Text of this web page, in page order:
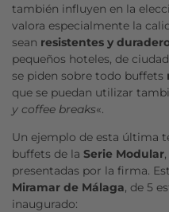
también influyen en la
valora especialmente la
sean resistentes y
pequeños hoteles, de
se piden sobre todo buffets
que se puedan utilizar
y coffee breaks«.
Un ejemplo de esta última
buffets de la Serie Modular
presentadas por la firma.
Miramar de Málaga, de 5
inaugurado: